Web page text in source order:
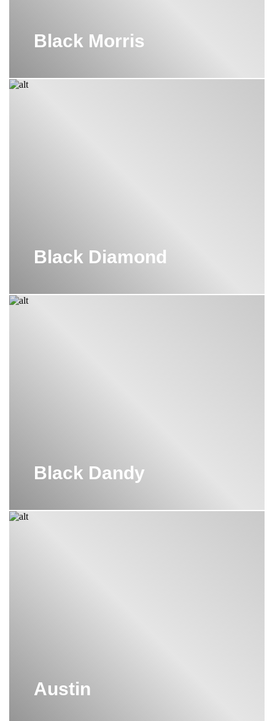
Black Morris
Black Diamond
Black Dandy
Austin